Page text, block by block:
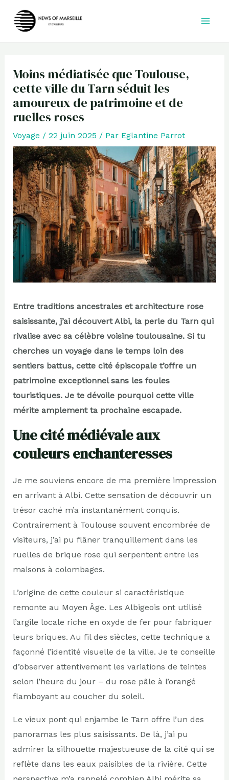
Moins médiatisée que Toulouse,
cette ville du Tarn séduit les
amoureux de patrimoine et de
ruelles roses
Voyage / 22 juin 2025 / Par Eglantine Parrot
Entre traditions ancestrales et architecture rose
saisissante, j’ai découvert Albi, la perle du Tarn qui
rivalise avec sa célèbre voisine toulousaine. Si tu
cherches un voyage dans le temps loin des
sentiers battus, cette cité épiscopale t’offre un
patrimoine exceptionnel sans les foules
touristiques. Je te dévoile pourquoi cette ville
mérite amplement ta prochaine escapade.
Une cité médiévale aux
couleurs enchanteresses
Je me souviens encore de ma première impression
en arrivant à Albi. Cette sensation de découvrir un
trésor caché m’a instantanément conquis.
Contrairement à Toulouse souvent encombrée de
visiteurs, j’ai pu flâner tranquillement dans les
ruelles de brique rose qui serpentent entre les
maisons à colombages.
L’origine de cette couleur si caractéristique
remonte au Moyen Âge. Les Albigeois ont utilisé
l’argile locale riche en oxyde de fer pour fabriquer
leurs briques. Au fil des siècles, cette technique a
façonné l’identité visuelle de la ville. Je te conseille
d’observer attentivement les variations de teintes
selon l’heure du jour – du rose pâle à l’orangé
flamboyant au coucher du soleil.
Le vieux pont qui enjambe le Tarn offre l’un des
panoramas les plus saisissants. De là, j’ai pu
admirer la silhouette majestueuse de la cité qui se
reflète dans les eaux paisibles de la rivière. Cette